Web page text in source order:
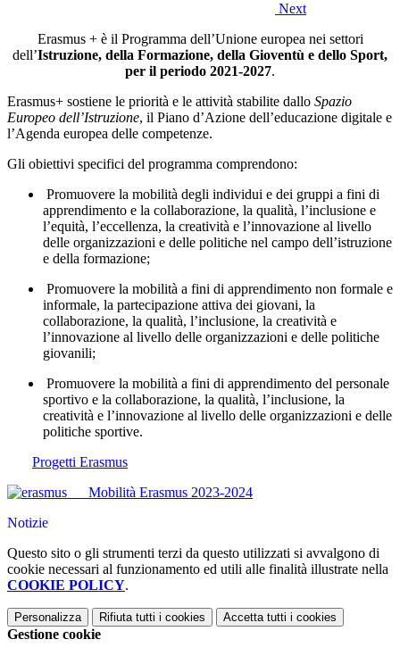
Next
Erasmus + è il Programma dell’Unione europea nei settori
dell’Istruzione, della Formazione, della Gioventù e dello Sport,
per il periodo 2021-2027.
Erasmus+ sostiene le priorità e le attività stabilite dallo Spazio
Europeo dell’Istruzione, il Piano d’Azione dell’educazione digitale e
l’Agenda europea delle competenze.
Gli obiettivi specifici del programma comprendono:
Promuovere la mobilità degli individui e dei gruppi a fini di
apprendimento e la collaborazione, la qualità, l’inclusione e
l’equità, l’eccellenza, la creatività e l’innovazione al livello
delle organizzazioni e delle politiche nel campo dell’istruzione
e della formazione;
Promuovere la mobilità a fini di apprendimento non formale e
informale, la partecipazione attiva dei giovani, la
collaborazione, la qualità, l’inclusione, la creatività e
l’innovazione al livello delle organizzazioni e delle politiche
giovanili;
Promuovere la mobilità a fini di apprendimento del personale
sportivo e la collaborazione, la qualità, l’inclusione, la
creatività e l’innovazione al livello delle organizzazioni e delle
politiche sportive.
Progetti Erasmus
Mobilità Erasmus 2023-2024
Notizie
Questo sito o gli strumenti terzi da questo utilizzati si avvalgono di
cookie necessari al funzionamento ed utili alle finalità illustrate nella
COOKIE POLICY.
Personalizza Rifiuta tutti i cookies Accetta tutti i cookies
Gestione cookie